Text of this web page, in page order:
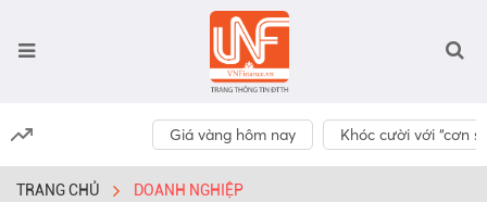
Giá vàng hôm nay Khóc cười với “cơn
TRANG CHỦ DOANH NGHIỆP